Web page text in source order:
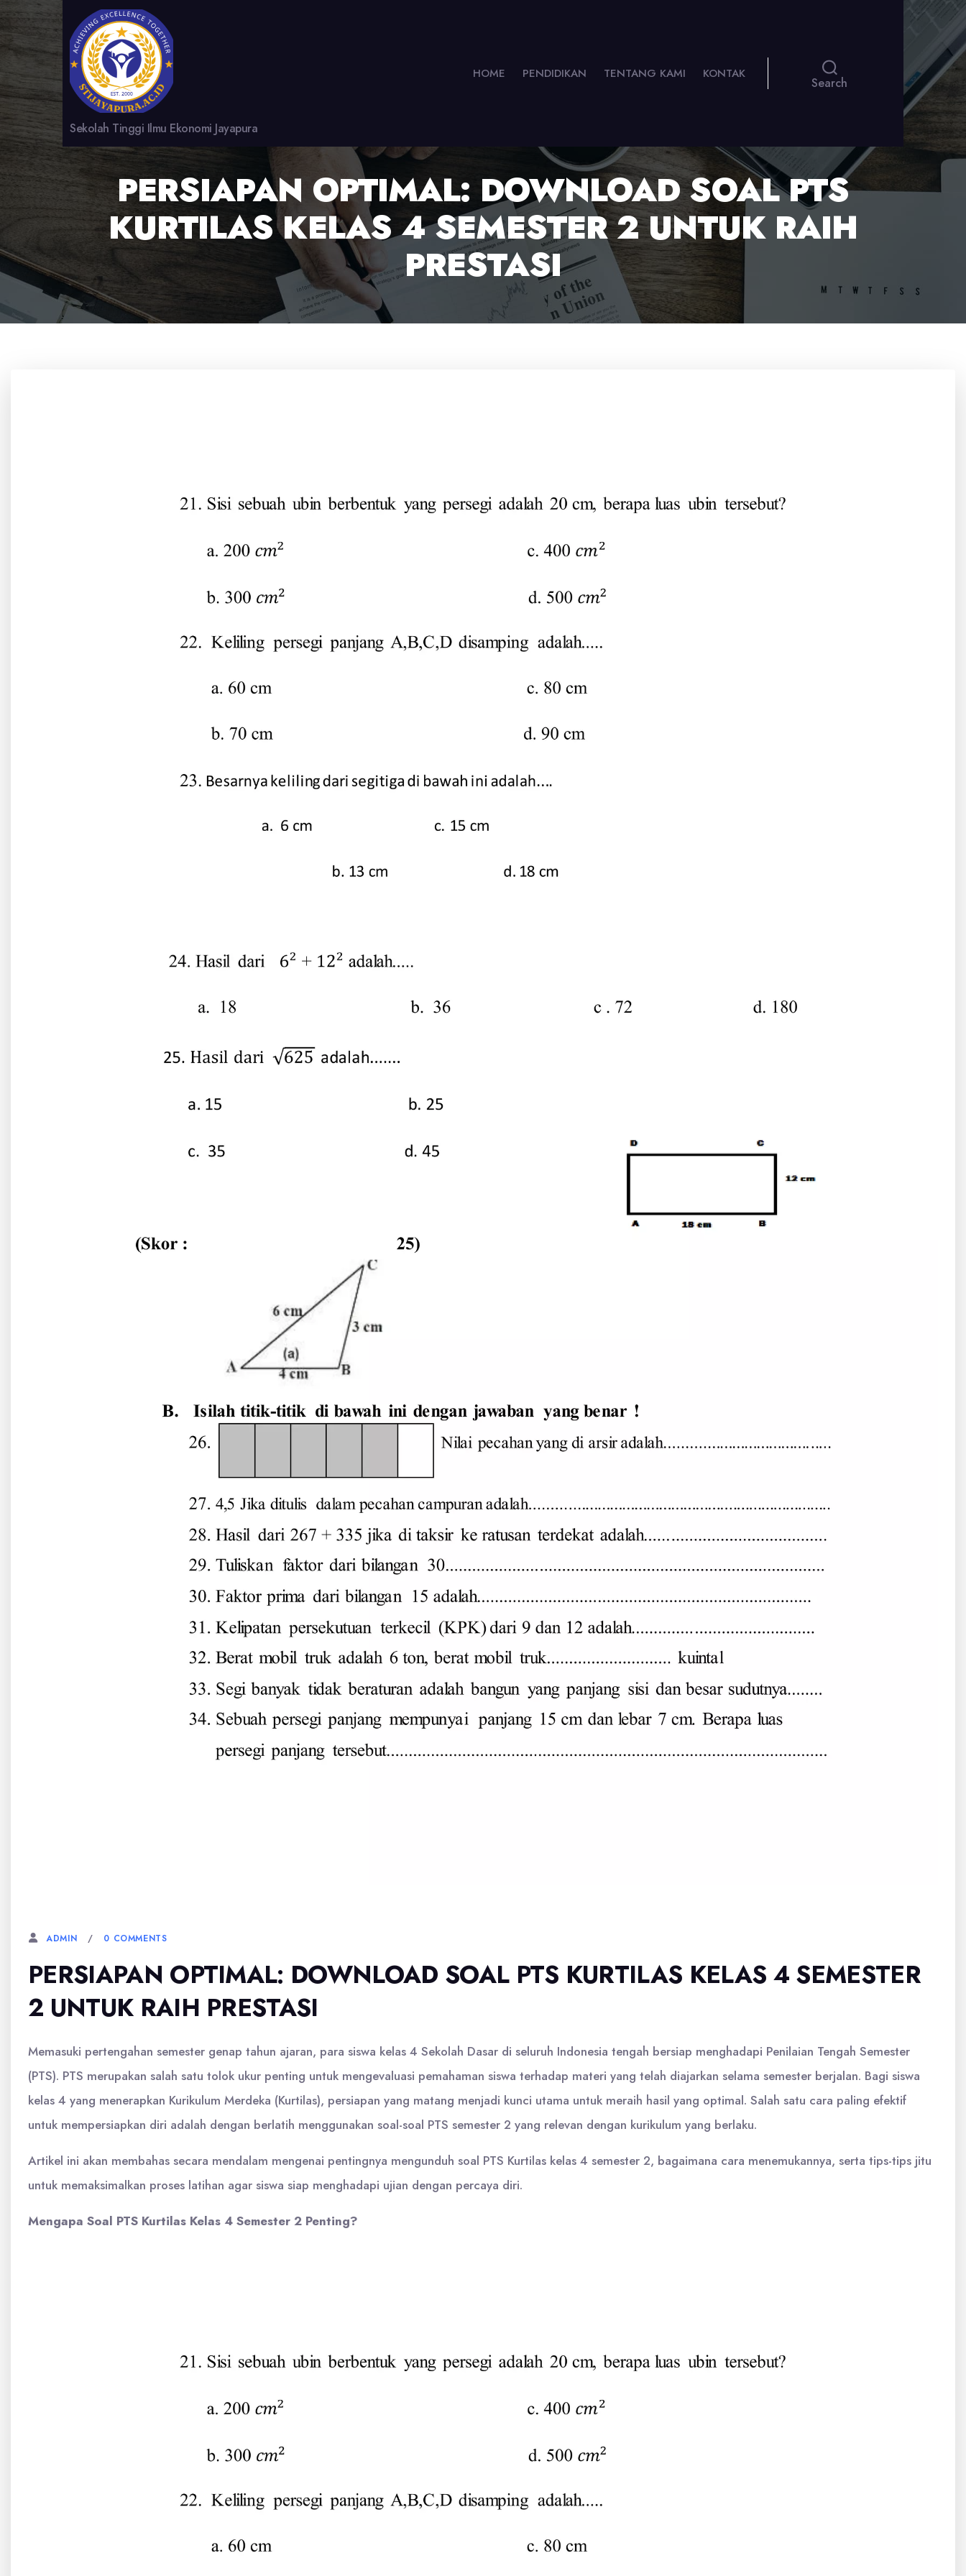
Sekolah Tinggi Ilmu Ekonomi Jayapura
HOME PENDIDIKAN TENTANG KAMI KONTAK
Search
PERSIAPAN OPTIMAL: DOWNLOAD SOAL PTS
KURTILAS KELAS 4 SEMESTER 2 UNTUK RAIH
PRESTASI
ADMIN 0 COMMENTS
PERSIAPAN OPTIMAL: DOWNLOAD SOAL PTS KURTILAS KELAS 4 SEMESTER
2 UNTUK RAIH PRESTASI
Memasuki pertengahan semester genap tahun ajaran, para siswa kelas 4 Sekolah Dasar di seluruh Indonesia tengah bersiap menghadapi Penilaian Tengah Semester
(PTS). PTS merupakan salah satu tolok ukur penting untuk mengevaluasi pemahaman siswa terhadap materi yang telah diajarkan selama semester berjalan. Bagi siswa
kelas 4 yang menerapkan Kurikulum Merdeka (Kurtilas), persiapan yang matang menjadi kunci utama untuk meraih hasil yang optimal. Salah satu cara paling efektif
untuk mempersiapkan diri adalah dengan berlatih menggunakan soal-soal PTS semester 2 yang relevan dengan kurikulum yang berlaku.
Artikel ini akan membahas secara mendalam mengenai pentingnya mengunduh soal PTS Kurtilas kelas 4 semester 2, bagaimana cara menemukannya, serta tips-tips jitu
untuk memaksimalkan proses latihan agar siswa siap menghadapi ujian dengan percaya diri.
Mengapa Soal PTS Kurtilas Kelas 4 Semester 2 Penting?